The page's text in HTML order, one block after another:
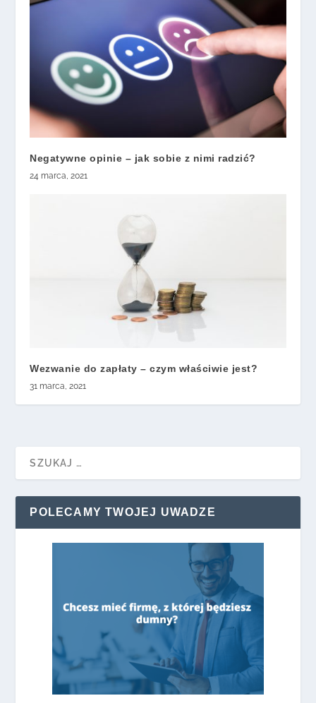
Negatywne opinie – jak sobie z nimi radzić?
24 marca, 2021
Wezwanie do zapłaty – czym właściwie jest?
31 marca, 2021
POLECAMY TWOJEJ UWADZE